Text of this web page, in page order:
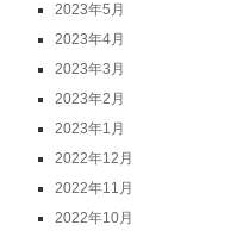
2023年5月
2023年4月
2023年3月
2023年2月
2023年1月
2022年12月
2022年11月
2022年10月